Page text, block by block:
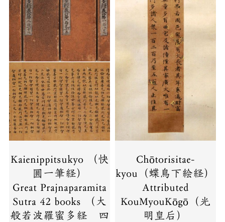
Kaienippitsukyo （快
圓一筆経）
Great Prajnaparamita
Sutra 42 books （大
般若波羅蜜多経 四
Chōtorisitae-
kyou（蝶鳥下絵経）
Attributed
KouMyouKōgō（光
明皇后）